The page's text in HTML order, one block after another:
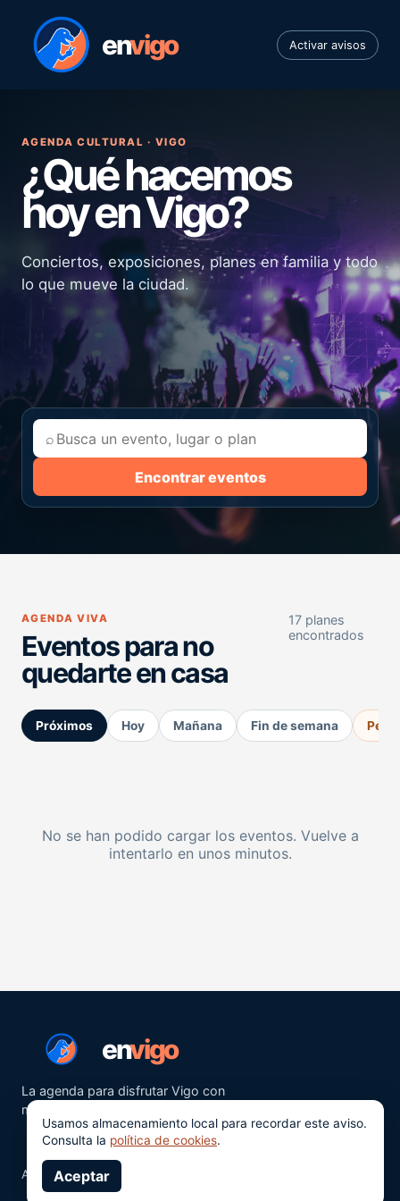
envigo Activar avisos
AGENDA CULTURAL · VIGO
¿Qué hacemos
hoy en Vigo?
Conciertos, exposiciones, planes en familia y todo
lo que mueve la ciudad.
⌕
Encontrar eventos
AGENDA VIVA
Eventos para no
quedarte en casa
17 planes
encontrados
Próximos Hoy Mañana Fin de semana
No se han podido cargar los eventos. Vuelve a
intentarlo en unos minutos.
envigo
La agenda para disfrutar Vigo con
más ganas.
Aviso legalPrivacidad
Usamos almacenamiento local para recordar este aviso.
Consulta la política de cookies.
Aceptar